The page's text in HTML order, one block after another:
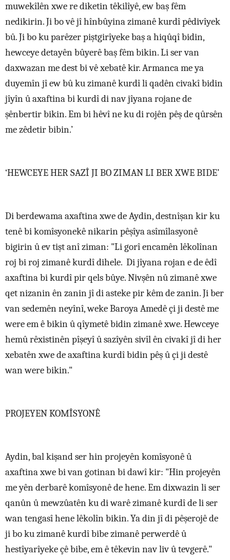
muwekîlên xwe re diketin têkilîyê, ew baş fêm
nedikirin. Ji bo vê jî hînbûyina zimanê kurdî pêdivîyek
bû. Ji bo ku parêzer piştgirîyeke baş a hiqûqî bidin,
hewceye detayên bûyerê baş fêm bikin. Li ser van
daxwazan me dest bi vê xebatê kir. Armanca me ya
duyemîn jî ew bû ku zimanê kurdî li qadên civakî bidin
jîyîn û axaftina bi kurdî di nav jîyana rojane de
şênbertir bikin. Em bi hêvî ne ku di rojên pêş de qûrsên
me zêdetir bibin.’
‘HEWCEYE HER SAZÎ JI BO ZIMAN LI BER XWE BIDE’
Di berdewama axaftina xwe de Aydin, destnîşan kir ku
tenê bi komîsyonekê nikarin pêşîya asîmîlasyonê
bigirin û ev tişt anî ziman: "Li gorî encamên lêkolînan
roj bi roj zimanê kurdî dihele. Di jîyana rojan e de êdî
axaftina bi kurdî pir qels bûye. Nivşên nû zimanê xwe
qet nizanin ên zanin jî di asteke pir kêm de zanin. Ji ber
van sedemên neyînî, weke Baroya Amedê çi ji destê me
were em ê bikin û qîymetê bidin zimanê xwe. Hewceye
hemû rêxistinên pîşeyî û sazîyên sivîl ên civakî jî di her
xebatên xwe de axaftina kurdî bidin pêş û çi ji destê
wan were bikin."
PROJEYEN KOMÎSYONÊ
Aydin, bal kişand ser hin projeyên komîsyonê û
axaftina xwe bi van gotinan bi dawî kir: "Hin projeyên
me yên derbarê komîsyonê de hene. Em dixwazin li ser
qanûn û mewzûatên ku di warê zimanê kurdî de li ser
wan tengasî hene lêkolîn bikin. Ya din jî di pêşerojê de
ji bo ku zimanê kurdî bibe zimanê perwerdê û
hestîyarîyeke çê bibe, em ê têkevin nav liv û tevgerê."